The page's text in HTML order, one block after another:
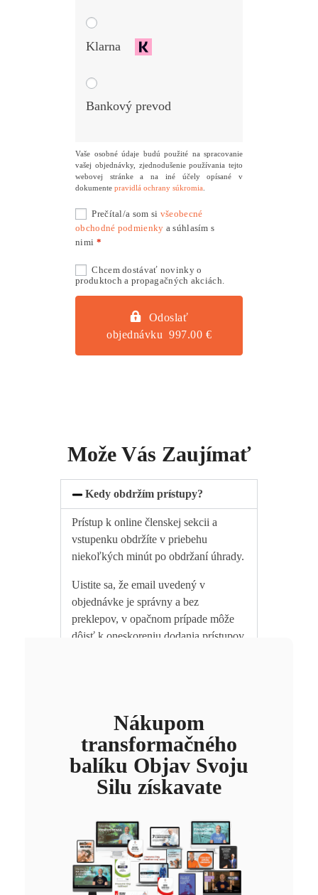
Klarna
Bankový prevod
Vaše osobné údaje budú použité na spracovanie
vašej objednávky, zjednodušenie používania tejto
webovej stránke a na iné účely opísané v
dokumente pravidlá ochrany súkromia
Prečítal/a som si všeobecné
obchodné podmienky a súhlasím s
nimi *
Chcem dostávať novinky o
produktoch a propagačných akciách.
Odoslať
objednávku 997.00 €
Može Vás Zaujímať
Kedy obdržím prístupy?
Prístup k online členskej sekcii a
vstupenku obdržíte v priebehu
niekoľkých minút po obdržaní úhrady.
Uistite sa, že email uvedený v
objednávke je správny a bez
preklepov, v opačnom prípade môže
dôjsť k oneskoreniu dodania prístupov
Nákupom
transformačného
balíku Objav Svoju
Silu získavate